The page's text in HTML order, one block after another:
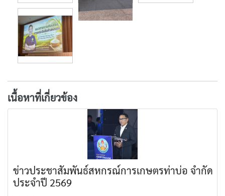
เนื้อหาที่เกี่ยวข้อง
ข่าวประชาสัมพันธ์สหกรณ์การเกษตรท่าบ่อ จำกัด
ประจำปี 2569